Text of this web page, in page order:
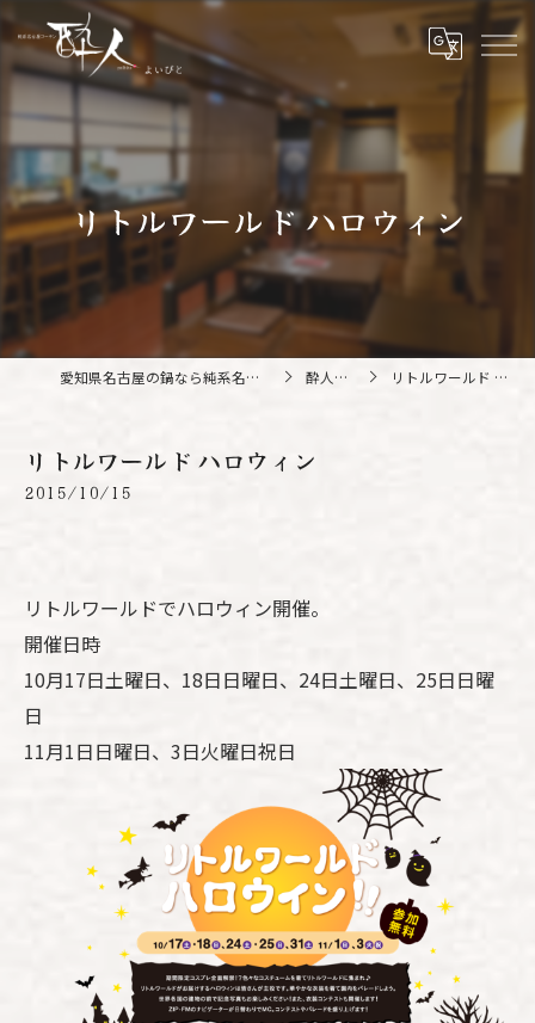
リトルワールド ハロウィン
愛知県名古屋の鍋なら純系名古屋コーチン 酔人 酔人ブログ リトルワールド ハロウィン
リトルワールド ハロウィン
2015/10/15
リトルワールドでハロウィン開催。
開催日時
10月17日土曜日、18日日曜日、24日土曜日、25日日曜
日
11月1日日曜日、3日火曜日祝日